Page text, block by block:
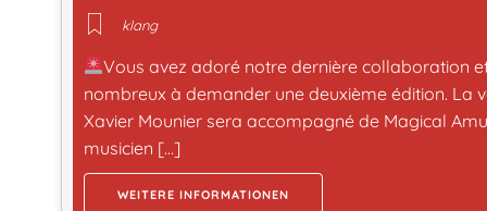
klang
Vous avez adoré notre dernière collaboration
nombreux à demander une deuxième édition. La
Xavier Mounier sera accompagné de Magical
musicien […]
WEITERE INFORMATIONEN